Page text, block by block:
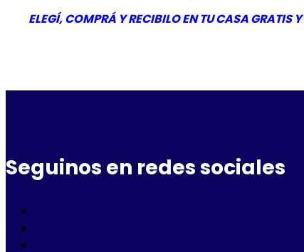
ELEGÍ, COMPRÁ Y RECIBILO EN TU CASA GRATIS Y
Seguinos en redes sociales